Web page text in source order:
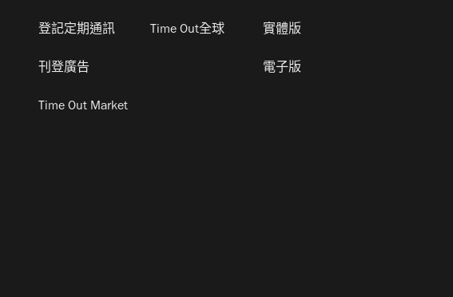
登記定期通訊
刊登廣告
Time Out Market
Time Out全球 實體版
電子版